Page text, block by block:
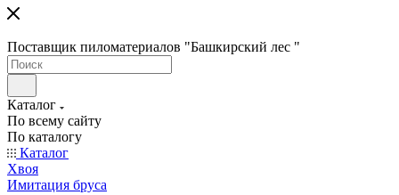
Поставщик пиломатериалов "Башкирский лес "
Каталог
По всему сайту
По каталогу
Каталог
Хвоя
Имитация бруса